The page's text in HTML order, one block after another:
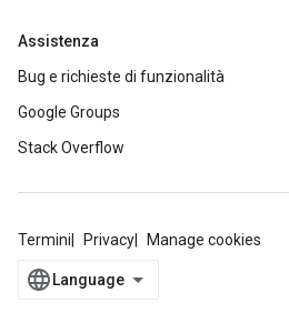
Assistenza
Bug e richieste di funzionalità
Google Groups
Stack Overflow
Termini Privacy Manage cookies